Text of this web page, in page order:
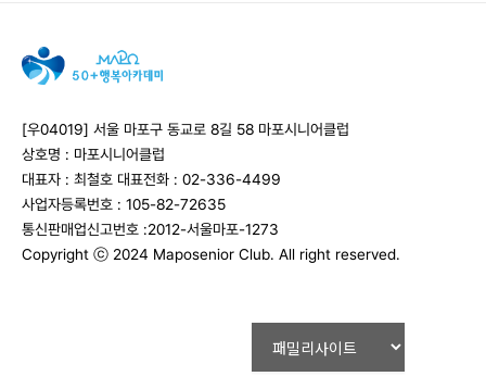
[우04019] 서울 마포구 동교로 8길 58 마포시니어클럽
상호명 : 마포시니어클럽
대표자 : 최철호 대표전화 : 02-336-4499
사업자등록번호 : 105-82-72635
통신판매업신고번호 :2012-서울마포-1273
Copyright ⓒ 2024 Maposenior Club. All right reserved.